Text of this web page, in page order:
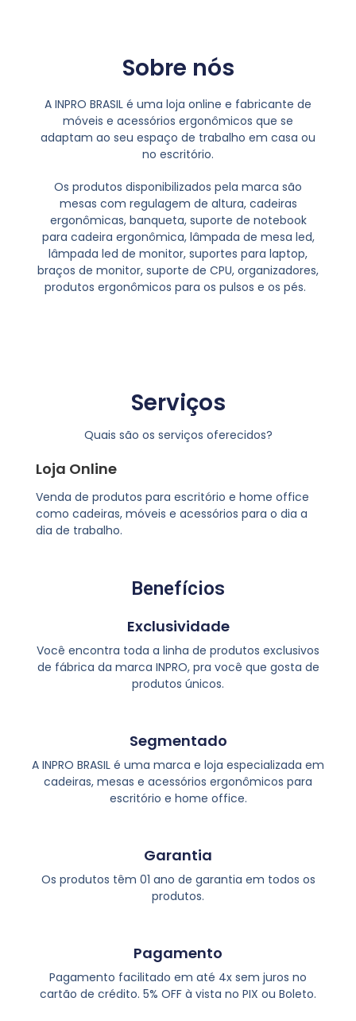
Sobre nós
A INPRO BRASIL é uma loja online e fabricante de
móveis e acessórios ergonômicos que se
adaptam ao seu espaço de trabalho em casa ou
no escritório.
Os produtos disponibilizados pela marca são
mesas com regulagem de altura, cadeiras
ergonômicas, banqueta, suporte de notebook
para cadeira ergonômica, lâmpada de mesa led,
lâmpada led de monitor, suportes para laptop,
braços de monitor, suporte de CPU, organizadores,
produtos ergonômicos para os pulsos e os pés.
Serviços
Quais são os serviços oferecidos?
Loja Online
Venda de produtos para escritório e home office
como cadeiras, móveis e acessórios para o dia a
dia de trabalho.
Benefícios
Exclusividade
Você encontra toda a linha de produtos exclusivos
de fábrica da marca INPRO, pra você que gosta de
produtos únicos.
Segmentado
A INPRO BRASIL é uma marca e loja especializada em
cadeiras, mesas e acessórios ergonômicos para
escritório e home office.
Garantia
Os produtos têm 01 ano de garantia em todos os
produtos.
Pagamento
Pagamento facilitado em até 4x sem juros no
cartão de crédito. 5% OFF à vista no PIX ou Boleto.